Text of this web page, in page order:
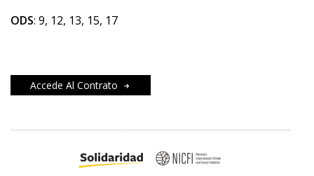
ODS: 9, 12, 13, 15, 17
Accede Al Contrato